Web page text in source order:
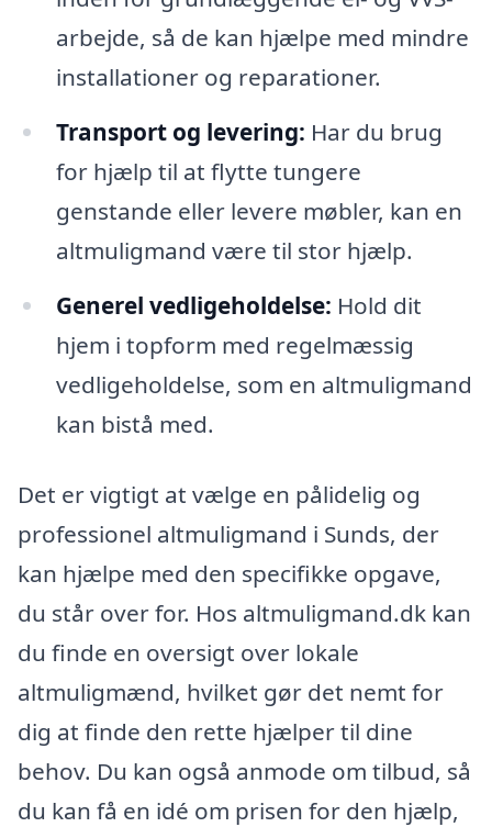
arbejde, så de kan hjælpe med mindre
installationer og reparationer.
Transport og levering: Har du brug
for hjælp til at flytte tungere
genstande eller levere møbler, kan en
altmuligmand være til stor hjælp.
Generel vedligeholdelse: Hold dit
hjem i topform med regelmæssig
vedligeholdelse, som en altmuligmand
kan bistå med.
Det er vigtigt at vælge en pålidelig og
professionel altmuligmand i Sunds, der
kan hjælpe med den specifikke opgave,
du står over for. Hos altmuligmand.dk kan
du finde en oversigt over lokale
altmuligmænd, hvilket gør det nemt for
dig at finde den rette hjælper til dine
behov. Du kan også anmode om tilbud, så
du kan få en idé om prisen for den hjælp,